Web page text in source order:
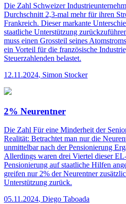
Die Zahl Schweizer
Durchschnitt 2,3-mal mehr für ihren
Frankreich. Dieser markante
staatliche Unterstützung
muss einen Grossteil seines
ein Vorteil für die französische
Steuerzahlenden belastet.
12.11.2024, Simon Stocker
2% Neurentner
Die Zahl Für eine Minderheit der
Realität: Betrachtet man nur die
unmittelbar nach der Pensionierung
Allerdings waren drei Viertel dieser
Pensionierung auf staatliche Hilfen
greifen nur 2% der Neurentner
Unterstützung zurück.
05.11.2024, Diego Taboada